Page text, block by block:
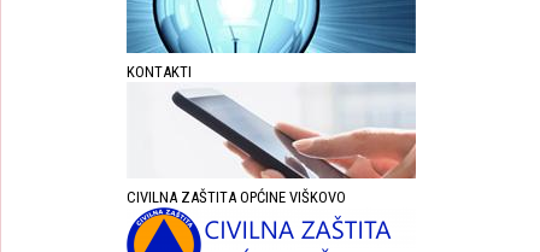
KONTAKTI
CIVILNA ZAŠTITA OPĆINE VIŠKOVO